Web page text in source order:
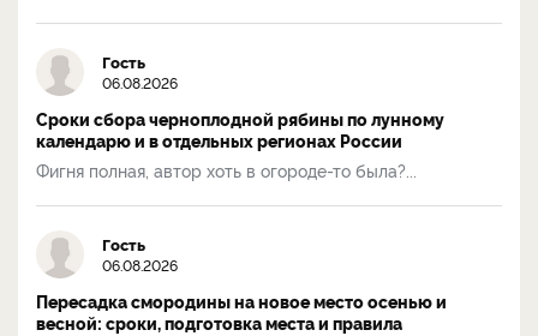
Гость
06.08.2026
Сроки сбора черноплодной рябины по лунному
календарю и в отдельных регионах России
Фигня полная, автор хоть в огороде-то была?...
Гость
06.08.2026
Пересадка смородины на новое место осенью и
весной: сроки, подготовка места и правила